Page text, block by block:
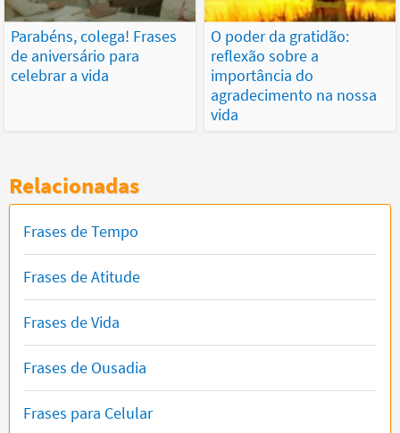
Parabéns, colega! Frases
de aniversário para
celebrar a vida
O poder da gratidão:
reflexão sobre a
importância do
agradecimento na nossa
vida
Relacionadas
Frases de Tempo
Frases de Atitude
Frases de Vida
Frases de Ousadia
Frases para Celular